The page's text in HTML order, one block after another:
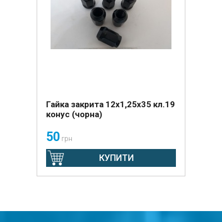
Гайка закрита 12х1,25х35 кл.19
конус (чорна)
50 грн
КУПИТИ